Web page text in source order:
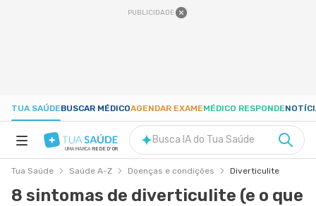
PUBLICIDADE
TUA SAÚDEBUSCAR MÉDICOAGENDAR EXAMEMÉDICO RESPONDE
UMA MARCA REDE D'OR
Busca IA do Tua Saúde
Tua Saúde Saúde A-Z Doenças e condições Diverticulite
8 sintomas de diverticulite (e o que